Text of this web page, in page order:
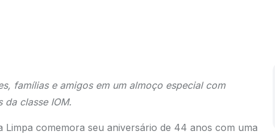
famílias e amigos em um almoço especial com
classe IOM.
Limpa comemora seu aniversário de 44 anos com uma